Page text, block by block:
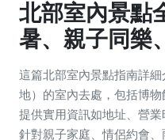
北部室內景點
暑、親子同樂
這篇北部室內景點指南詳
地）的室內去處，包括博物
提供實用資訊如地址、營
針對親子家庭、情侶約會